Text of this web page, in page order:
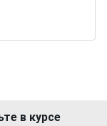
в курсе